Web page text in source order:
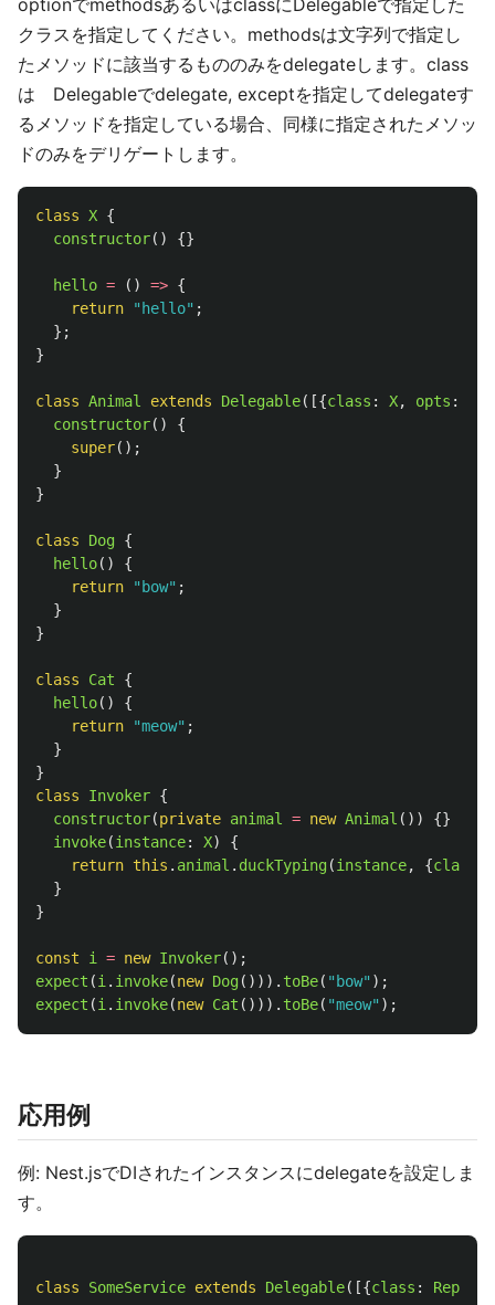
optionでmethodsあるいはclassにDelegableで指定した
クラスを指定してください。methodsは文字列で指定し
たメソッドに該当するもののみをdelegateします。class
は Delegableでdelegate, exceptを指定してdelegateす
るメソッドを指定している場合、同様に指定されたメソッ
ドのみをデリゲートします。
class X {
constructor() {}
hello = () => {
return
" hello" ;
};
}
class Animal extends Delegable([{class : X, opts :
constructor()
{
super();
}
}
class Dog {
hello()
{
return
" bow" ;
}
}
class Cat
{
hello()
{
return
"meow" ;
}
}
class
Invoker {
constructor(private animal = new Animal ())
{}
invoke(instance: X)
{
return this . animal . duckTyping(instance, {class
}
}
const i = new Invoker();
expect (i . invoke(new Dog())). toBe( " bow" );
expect (i . invoke(new Cat ())). toBe( "meow" );
応用例
例: Nest.jsでDIされたインスタンスにdelegateを設定しま
す。
class SomeService extends Delegable([{class :